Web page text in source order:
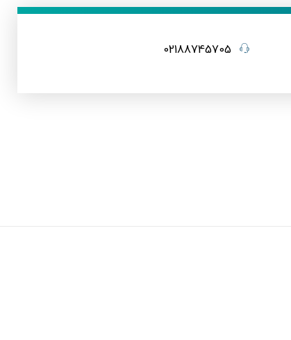
02188745705